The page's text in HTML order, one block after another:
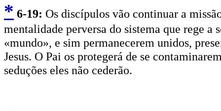
* 6-19: Os discípulos vão continuar a
mentalidade perversa do sistema que rege a
«mundo», e sim permanecerem unidos,
Jesus. O Pai os protegerá de se
seduções eles não cederão.